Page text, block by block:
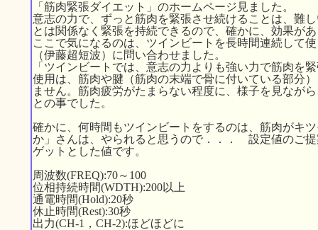
「筋肉緊張ダイエット」のホームページ見ました。
意志の力で、ずっと筋肉を緊張させ続けることは、難
とは関係なく緊張を持続できるので、確かに、効果が
ここで気になるのは、ツインビートを長時間連続して
（伊藤超短波）に問い合わせました。
「ツインビートでは、意志の力よりも強い力で筋肉を
使用は、筋肉や腱（筋肉の末端で骨に付いている部分
ません。筋肉疲労がたまらない程度に、様子を見なが
との事でした。
確かに、何時間もツインビートをするのは、筋肉がキ
か」さんは、やられると思うので．．． 設定値のご
ゲットとした値です。
周波数(FREQ):70～100
位相持続時間(WDTH):200以上
通電時間(Hold):20秒
休止時間(Rest):30秒
出力(CH-1，CH-2):ほどほどに